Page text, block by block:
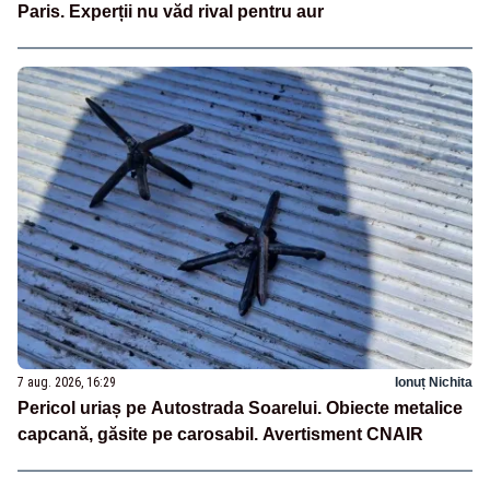
Paris. Experții nu văd rival pentru aur
7 aug. 2026, 16:29 Ionuț Nichita
Pericol uriaș pe Autostrada Soarelui. Obiecte metalice
capcană, găsite pe carosabil. Avertisment CNAIR